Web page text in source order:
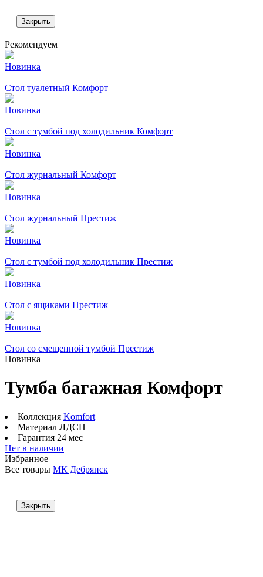
Закрыть
Рекомендуем
Новинка
Стол туалетный Комфорт
Новинка
Стол с тумбой под холодильник Комфорт
Новинка
Стол журнальный Комфорт
Новинка
Стол журнальный Престиж
Новинка
Стол с тумбой под холодильник Престиж
Новинка
Стол с ящиками Престиж
Новинка
Стол со смещенной тумбой Престиж
Новинка
Тумба багажная Комфорт
Коллекция Komfort
Материал ЛДСП
Гарантия 24 мес
Нет в наличии
Избранное
Все товары МК Дебрянск
Закрыть